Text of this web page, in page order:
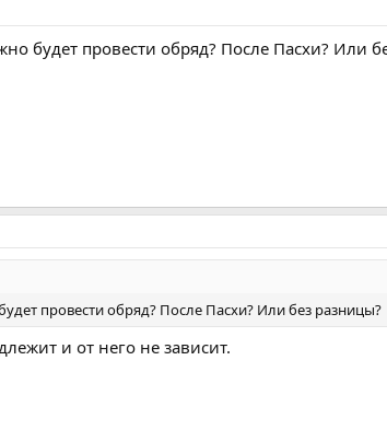
будет провести обряд? После Пасхи? Или
провести обряд? После Пасхи? Или без разницы?
и от него не зависит.